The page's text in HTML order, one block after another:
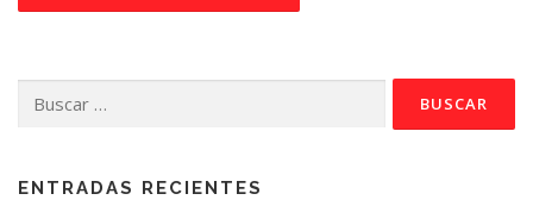
ENTRADAS RECIENTES